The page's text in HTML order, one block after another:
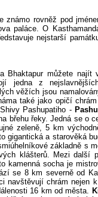
známo rovněž pod
paláce. O
nejstarší
Bhaktapur můžete najít
z
věžích jsou
také jako opičí
Pashupatiho -
břehu řeky. Jedná se o
zeleně, 5 km
gigantická a starověká
základně s
klášterů. Mezi další
kamenná socha je
se 8 km severně od
navštěvují chrám nejen
16 km od města.